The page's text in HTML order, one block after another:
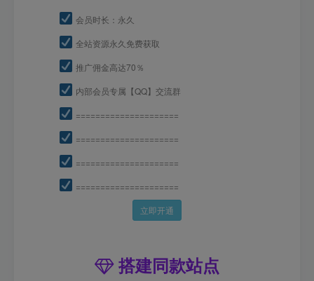
会员时长：永久
全站资源永久免费获取
推广佣金高达70％
内部会员专属【QQ】交流群
=====================
=====================
=====================
=====================
立即开通
搭建同款站点